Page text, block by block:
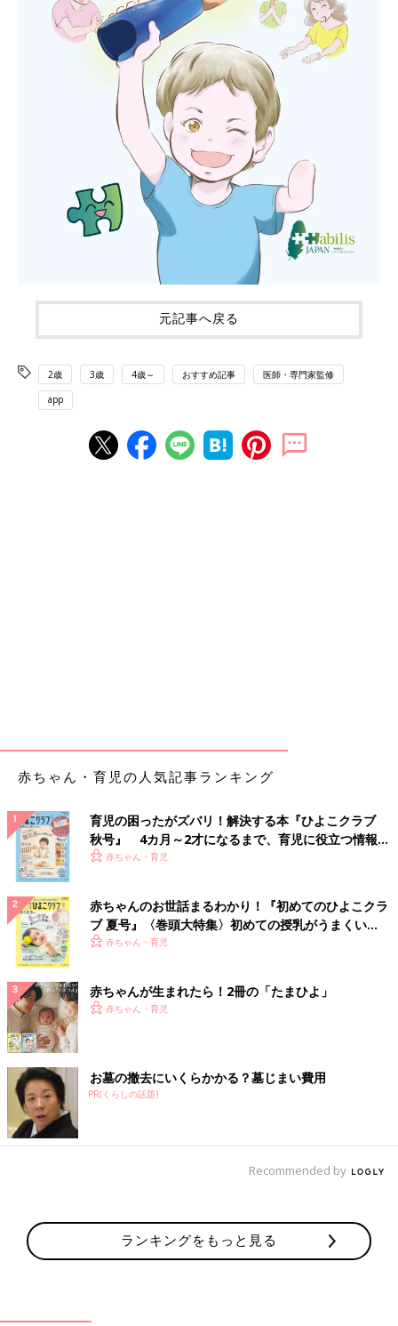
元記事へ戻る
2歳 3歳 4歳～ おすすめ記事 医師・専門家監修
app
赤ちゃん・育児の人気記事ランキング
育児の困ったがズバリ！解決する本『ひよこクラブ
秋号』 4カ月～2才になるまで、育児に役立つ情報が
いっぱい！
赤ちゃん・育児
赤ちゃんのお世話まるわかり！『初めてのひよこクラ
ブ 夏号』〈巻頭大特集〉初めての授乳がうまくい
く！ おっぱい・ミルクの基本と夏のトラブル 解決テ
赤ちゃん・育児
赤ちゃんが生まれたら！2冊の「たまひよ」
赤ちゃん・育児
お墓の撤去にいくらかかる？墓じまい費用
PR(くらしの話題)
Recommended by
ランキングをもっと見る